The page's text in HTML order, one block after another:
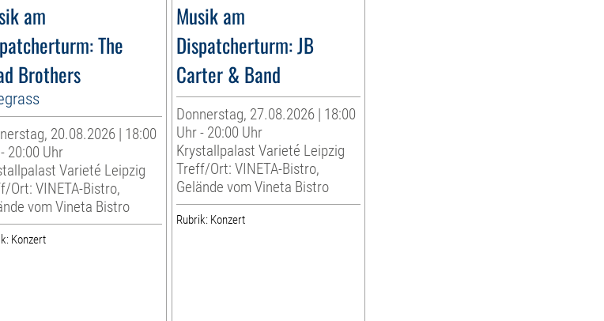
am
The
Brothers
20.08.2026 | 18:00
20:00 Uhr
Varieté Leipzig
Ort: VINETA-Bistro,
vom Vineta Bistro
Konzert
Musik am
Dispatcherturm: JB
Carter & Band
Donnerstag, 27.08.2026 | 18:00
Uhr - 20:00 Uhr
Krystallpalast Varieté Leipzig
Treff/Ort: VINETA-Bistro,
Gelände vom Vineta Bistro
Rubrik: Konzert